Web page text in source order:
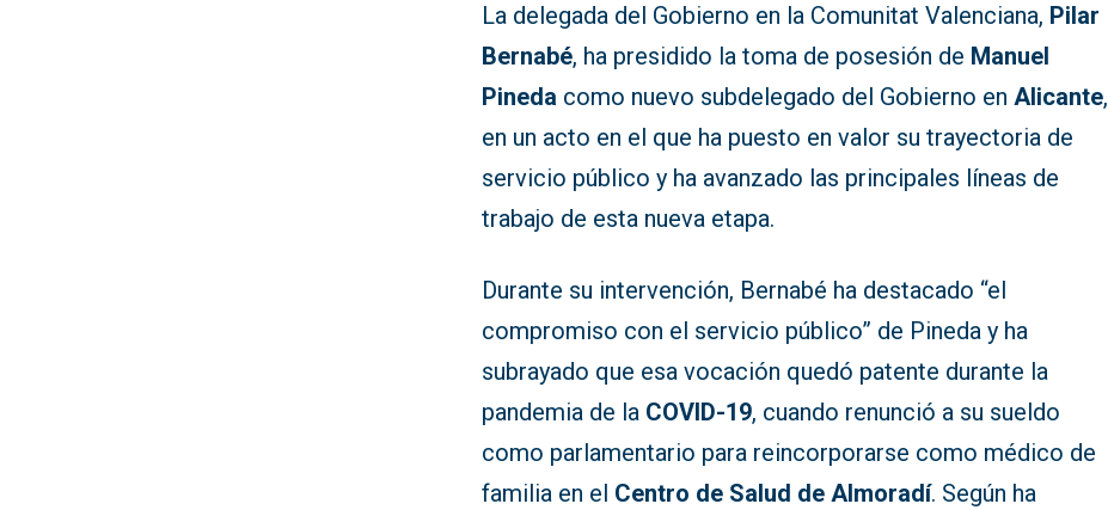
La delegada del Gobierno en la Comunitat Valenciana, Pilar
Bernabé, ha presidido la toma de posesión de Manuel
Pineda como nuevo subdelegado del Gobierno enAlicante,
en un acto en el que ha puesto en valor su trayectoria de
servicio público y ha avanzado las principales líneas de
trabajo de esta nueva etapa.
Durante su intervención, Bernabé ha destacado “el
compromiso con el servicio público” de Pineda y ha
subrayado que esa vocación quedó patente durante la
pandemia de la COVID-19, cuando renunció a su sueldo
como parlamentario para reincorporarse como médico de
familia en el Centro de Salud de Almoradí. Según ha